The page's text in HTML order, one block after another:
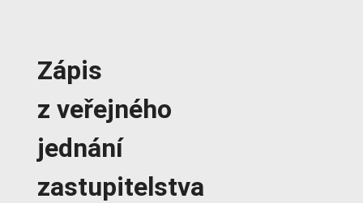
Zápis
z veřejného
jednání
zastupitelstva